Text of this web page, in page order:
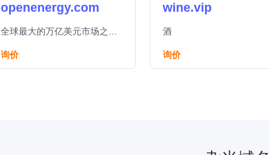
openenergy.com
全球最大的万亿美元市场之一
产
询价
wine.vip
酒
询价